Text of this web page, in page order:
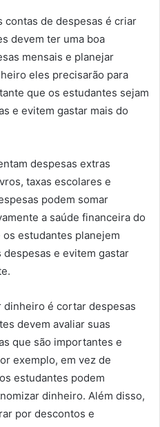
contas de despesas é criar
devem ter uma boa
mensais e planejar
eles precisarão para
que os estudantes sejam
e evitem gastar mais do
despesas extras
taxas escolares e
podem somar
a saúde financeira do
estudantes planejem
e evitem gastar
dinheiro é cortar despesas
devem avaliar suas
que são importantes e
exemplo, em vez de
estudantes podem
dinheiro. Além disso,
por descontos e